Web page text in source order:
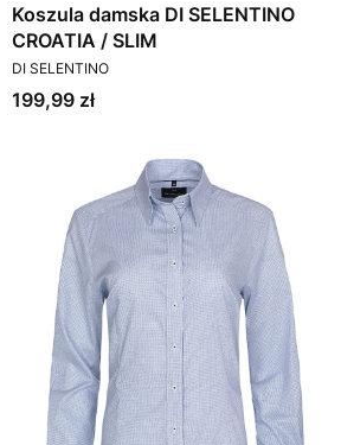
Koszula damska DI SELENTINO
CROATIA / SLIM
PRODUCENT
DI SELENTINO
Cena
199,99 zł